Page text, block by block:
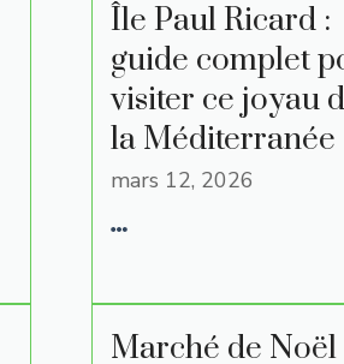
Île Paul Ricard :
guide complet
visiter ce joyau
la Méditerranée
mars 12, 2026
Marché de Noël